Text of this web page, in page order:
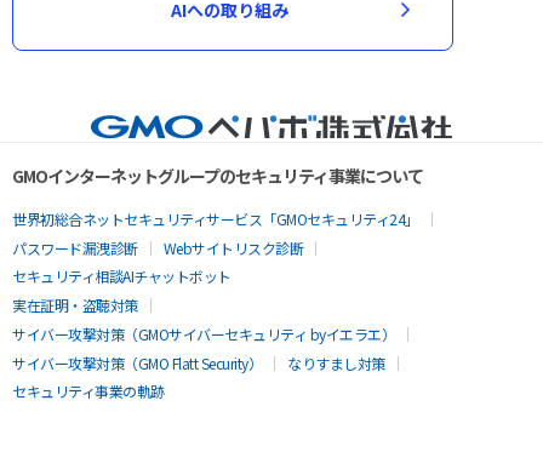
AIへの取り組み
GMOインターネットグループのセキュリティ事業について
世界初総合ネットセキュリティサービス「GMOセキュリティ24」
パスワード漏洩診断
Webサイトリスク診断
セキュリティ相談AIチャットボット
実在証明・盗聴対策
サイバー攻撃対策（GMOサイバーセキュリティ byイエラエ）
サイバー攻撃対策（GMO Flatt Security）
なりすまし対策
セキュリティ事業の軌跡